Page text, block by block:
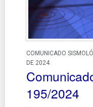
COMUNICADO
DE 2024
195/2024